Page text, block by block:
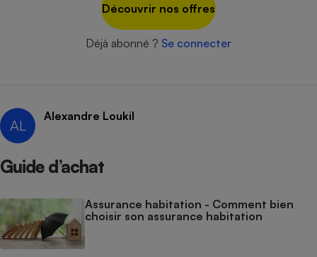
Découvrir nos offres
Déjà abonné ? Se connecter
AL
Alexandre Loukil
Guide d’achat
Assurance habitation - Comment bien
choisir son assurance habitation